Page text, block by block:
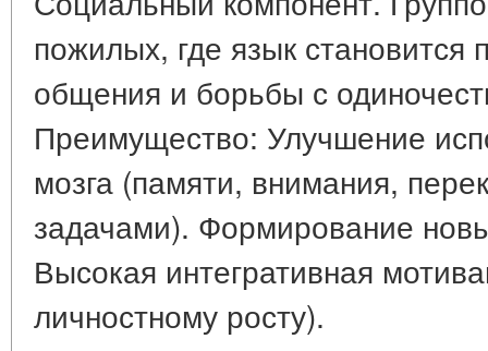
пожилых, где язык становится
общения и борьбы с
Преимущество: Улучшение
мозга (памяти, внимания,
задачами). Формирование
Высокая интегративная
личностному росту).